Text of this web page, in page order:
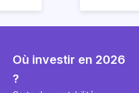
expert en
règle
l'argent
principale
Où investir en 2026
?